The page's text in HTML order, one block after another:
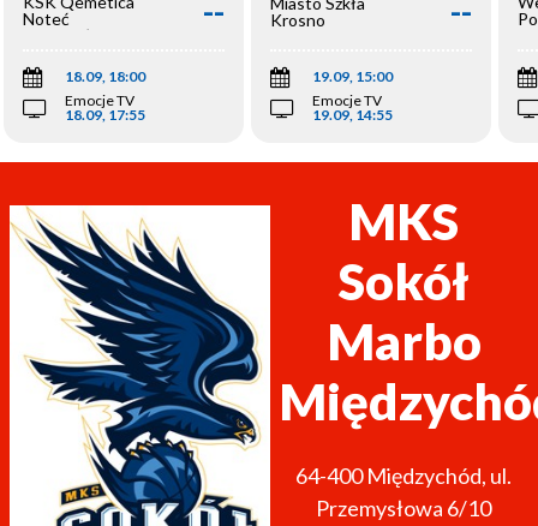
Noteć
Inowrocław
--
18.09, 18:00
Emocje TV
18.09, 17:55
Krosno
--
19.09, 15:00
Emocje TV
19.09, 14:55
MKS
Sokół
Marbo
64-400 Międzychód, ul.
Przemysłowa 6/10